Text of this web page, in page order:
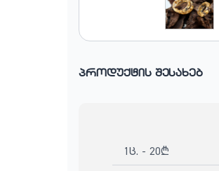
პროდუქტის შესახებ
1ც. - 20₾